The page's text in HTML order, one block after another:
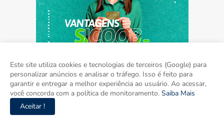
Este site utiliza cookies e tecnologias de terceiros (Google) para
personalizar anúncios e analisar o tráfego. Isso é feito para
garantir e entregar a melhor experiência ao usuário. Ao acessar,
você concorda com a política de monitoramento. Saiba Mais
Aceitar !